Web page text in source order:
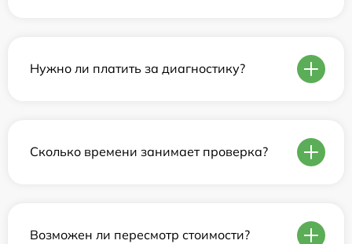
Нужно ли платить за диагностику?
Сколько времени занимает проверка?
Возможен ли пересмотр стоимости?